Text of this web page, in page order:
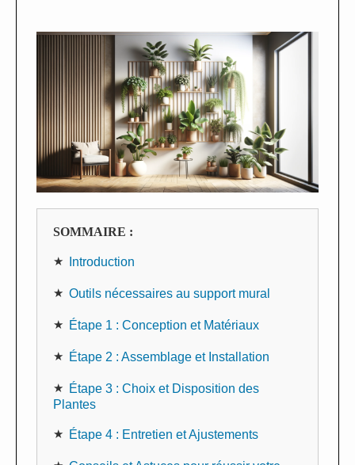
SOMMAIRE :
Introduction
Outils nécessaires au support mural
Étape 1 : Conception et Matériaux
Étape 2 : Assemblage et Installation
Étape 3 : Choix et Disposition des
Plantes
Étape 4 : Entretien et Ajustements